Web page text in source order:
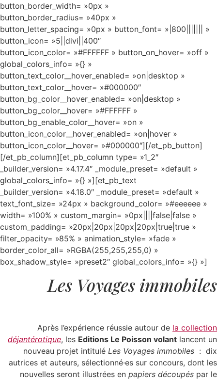
button_border_width= »0px »
button_border_radius= »40px »
button_letter_spacing= »0px » button_font= »|800||||||| »
button_icon= »5||divi||400″
button_icon_color= »#FFFFFF » button_on_hover= »off »
global_colors_info= »{} »
button_text_color__hover_enabled= »on|desktop »
button_text_color__hover= »#000000″
button_bg_color__hover_enabled= »on|desktop »
button_bg_color__hover= »#FFFFFF »
button_bg_enable_color__hover= »on »
button_icon_color__hover_enabled= »on|hover »
button_icon_color__hover= »#000000″][/et_pb_button]
[/et_pb_column][et_pb_column type= »1_2″
_builder_version= »4.17.4″ _module_preset= »default »
global_colors_info= »{} »][et_pb_text
_builder_version= »4.18.0″ _module_preset= »default »
text_font_size= »24px » background_color= »#eeeeee »
width= »100% » custom_margin= »0px||||false|false »
custom_padding= »20px|20px|20px|20px|true|true »
filter_opacity= »85% » animation_style= »fade »
border_color_all= »RGBA(255,255,255,0) »
box_shadow_style= »preset2″ global_colors_info= »{} »]
Les Voyages immobiles
Après l’expérience réussie autour de la collection
déjantérotique, les Editions Le Poisson volant lancent un
nouveau projet intitulé Les Voyages immobiles : dix
autrices et auteurs, sélectionné·es sur concours, dont les
nouvelles seront illustrées en papiers découpés par le